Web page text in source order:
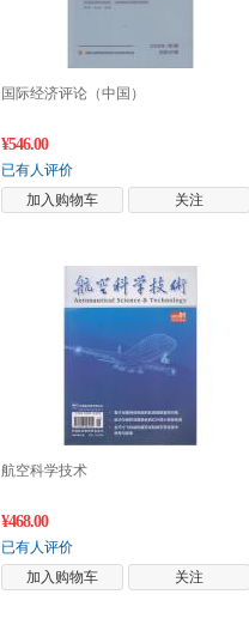
国际经济评论（中国）
¥546.00
已有人评价
加入购物车
关注
航空科学技术
¥468.00
已有人评价
加入购物车
关注